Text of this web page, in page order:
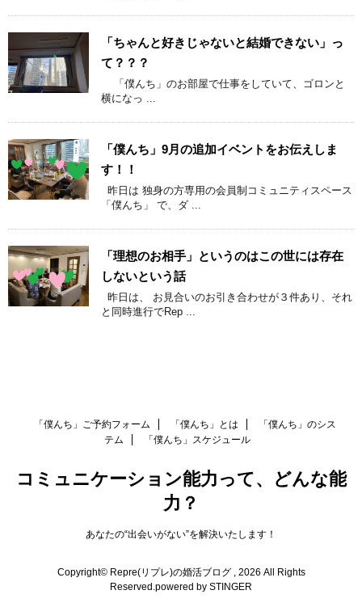
「ちゃんと好きじゃないと結婚できない」っ
て？？？
「僕んち」のお部屋で仕事をしていて、ゴロンと
横になっ ...
「僕んち」9月の追加イベントをお伝えしま
す！！
昨日は 独身の方専用の会員制コミュニティスペース
「僕んち」 で、ダ ...
「理想のお相手」というのはこの世には存在
しないという話
昨日は、 お見合いのお引き合わせが３件あり、それ
と同時進行でRep ...
「僕んち」ご予約フォーム 「僕んち」とは
「僕んち」のシス
テム
「僕んち」スケジュール
コミュニケーション能力って、どんな能
力？
あなたの“出会いがない”を解決いたします！
Copyright© Repre(リプレ)の婚活ブログ , 2026 All Rights
Reserved.powered by STINGER